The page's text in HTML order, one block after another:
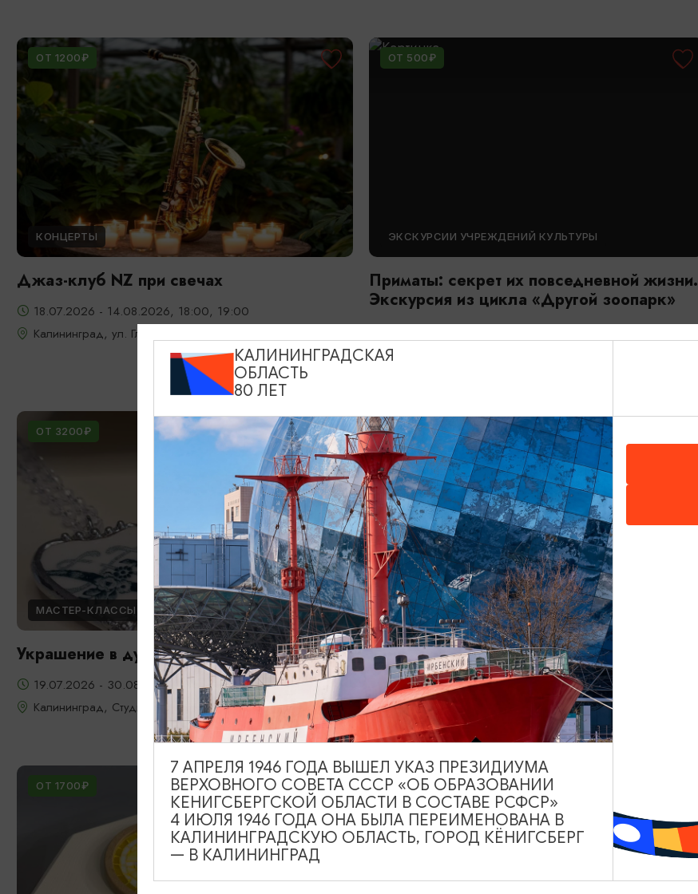
ОТ 1200₽
КОНЦЕРТЫ
Джаз-клуб NZ при свечах
18.07.2026 - 14.08.2026, 18:00, 19:00
Калининград, ул. Глазунова, 9
ОТ 500₽
ЭКСКУРСИИ УЧРЕЖДЕНИЙ КУЛЬТУРЫ
Приматы: секрет их повседневной жизни.
Экскурсия из цикла «Другой зоопарк»
Калининград, Калининградский зоопарк
ОТ 3200₽
МАСТЕР-КЛАССЫ
Украшение в духе старого Кенигсберга
19.07.2026 - 30.08.2026
Калининград, Студия «Стёкла»
ОТ 2800₽
МАСТЕР-КЛАССЫ
Мозаика в технике Тренкадис
19.07.2026 - 28.08.2026, 10:00, 18:00
Калининград, Студия «Стёкла»
ОТ 1700₽ ОТ 2200₽
КАЛИНИНГРАДСКАЯ
ОБЛАСТЬ
80 ЛЕТ
7 АПРЕЛЯ 1946 ГОДА ВЫШЕЛ УКАЗ ПРЕЗИДИУМА
ВЕРХОВНОГО СОВЕТА СССР «ОБ ОБРАЗОВАНИИ
КЕНИГСБЕРГСКОЙ ОБЛАСТИ В СОСТАВЕ РСФСР»
4 ИЮЛЯ 1946 ГОДА ОНА БЫЛА ПЕРЕИМЕНОВАНА В
КАЛИНИНГРАДСКУЮ ОБЛАСТЬ, ГОРОД КЁНИГСБЕРГ
— В КАЛИНИНГРАД